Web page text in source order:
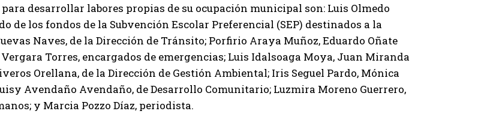
desarrollar labores propias de su ocupación municipal son: Luis Olmedo
de los fondos de la Subvención Escolar Preferencial (SEP) destinados a la
Naves, de la Dirección de Tránsito; Porfirio Araya Muñoz, Eduardo Oñate
Torres, encargados de emergencias; Luis Idalsoaga Moya, Juan Miranda
Orellana, de la Dirección de Gestión Ambiental; Iris Seguel Pardo, Mónica
Avendaño Avendaño, de Desarrollo Comunitario; Luzmira Moreno Guerrero,
y Marcia Pozzo Díaz, periodista.